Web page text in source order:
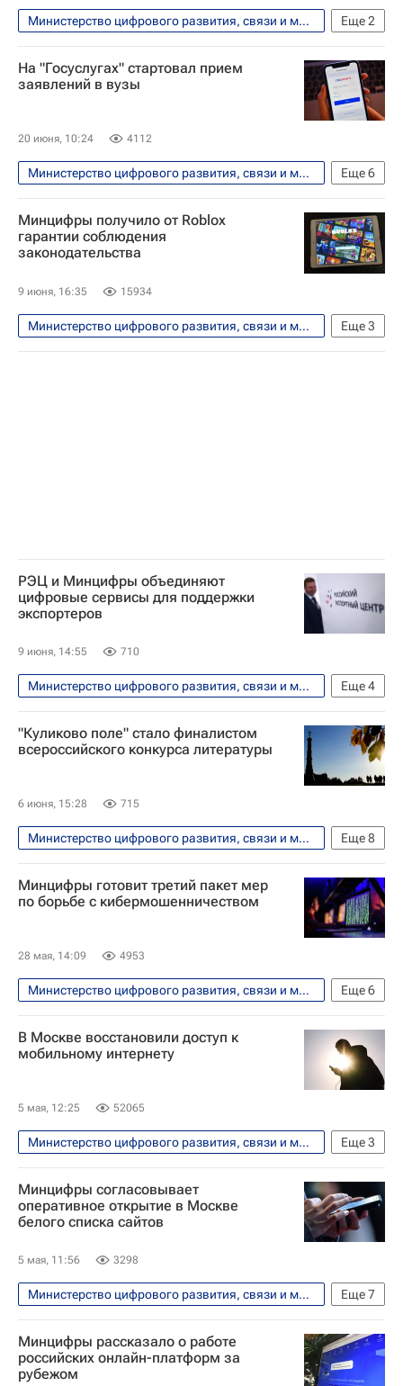
Еще2
Министерство цифрового развития, связи и массовых коммуникаций РФ (Минцифры России)
Общество
Россия
На "Госуслугах" стартовал прием
заявлений в вузы
20 июня, 10:24 4112
Еще6
Министерство цифрового развития, связи и массовых коммуникаций РФ (Минцифры России)
Общество
Приемная кампания в вузы
Россия
Госуслуги
Социальный навигатор
СН_Образование
Минцифры получило от Roblox
гарантии соблюдения
законодательства
9 июня, 16:35 15934
Еще3
Министерство цифрового развития, связи и массовых коммуникаций РФ (Минцифры России)
Технологии
Россия
РЭЦ и Минцифры объединяют
цифровые сервисы для поддержки
экспортеров
9 июня, 14:55 710
Еще4
Министерство цифрового развития, связи и массовых коммуникаций РФ (Минцифры России)
Российский экспортный центр (РЭЦ)
Максут Шадаев
Вероника Никишина
"Куликово поле" стало финалистом
всероссийского конкурса литературы
6 июня, 15:28 715
Еще8
Министерство цифрового развития, связи и массовых коммуникаций РФ (Минцифры России)
Общество
Россия
А. С. Пушкин
Что не найдешь в учебнике
Тульская область
Куликово поле (заповедник)
Книжный фестиваль "Красная площадь"
Минцифры готовит третий пакет мер
по борьбе с кибермошенничеством
28 мая, 14:09 4953
Еще6
Министерство цифрового развития, связи и массовых коммуникаций РФ (Минцифры России)
Технологии
Россия
Владимир Путин
Госдума РФ
В Москве восстановили доступ к
мобильному интернету
5 мая, 12:25 52065
Еще3
Министерство цифрового развития, связи и массовых коммуникаций РФ (Минцифры России)
Москва
Россия Общество
Минцифры согласовывает
оперативное открытие в Москве
белого списка сайтов
5 мая, 11:56 3298
Еще7
Министерство цифрового развития, связи и массовых коммуникаций РФ (Минцифры России)
Москва
Россия
Интернет
Дмитрий Песков
Московская область (Подмосковье)
Минцифры рассказало о работе
российских онлайн-платформ за
рубежом